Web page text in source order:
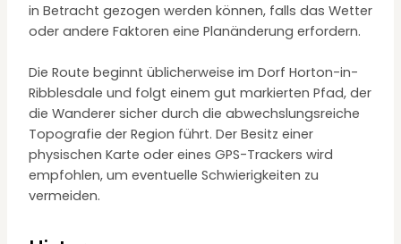
in Betracht gezogen werden können, falls das Wetter
oder andere Faktoren eine Planänderung erfordern.
Die Route beginnt üblicherweise im Dorf Horton-in-
Ribblesdale und folgt einem gut markierten Pfad, der
die Wanderer sicher durch die abwechslungsreiche
Topografie der Region führt. Der Besitz einer
physischen Karte oder eines GPS-Trackers wird
empfohlen, um eventuelle Schwierigkeiten zu
vermeiden.